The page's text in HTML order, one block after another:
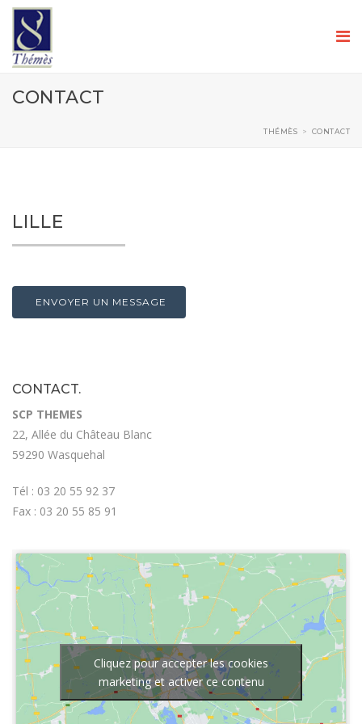
CONTACT
THÉMÈS > CONTACT
LILLE
ENVOYER UN MESSAGE
CONTACT.
SCP THEMES
22, Allée du Château Blanc
59290 Wasquehal
Tél : 03 20 55 92 37
Fax : 03 20 55 85 91
Cliquez pour accepter les cookies
marketing et activer ce contenu